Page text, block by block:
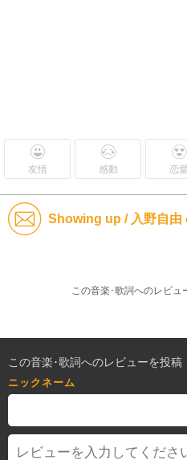
友情 感動 恋愛
Showing up / 入野自由
この音楽･歌詞へのレビュ
この音楽･歌詞へのレビューを投稿
ニックネーム